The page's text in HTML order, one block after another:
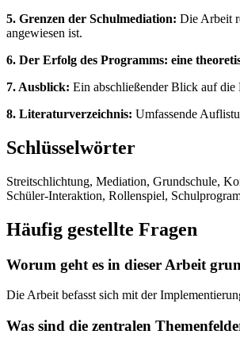
5. Grenzen der Schulmediation: Die Arbeit
angewiesen ist.
6. Der Erfolg des Programms: eine
7. Ausblick: Ein abschließender Blick auf
8. Literaturverzeichnis: Umfassende
Schlüsselwörter
Streitschlichtung, Mediation, Grundschule,
Schüler-Interaktion, Rollenspiel,
Häufig gestellte Fragen
Worum geht es in dieser Arbeit
Die Arbeit befasst sich mit der
Was sind die zentralen